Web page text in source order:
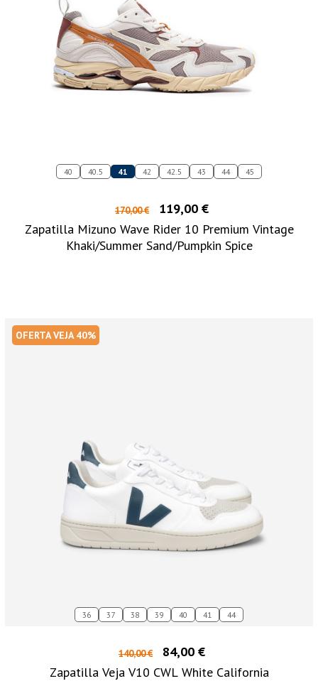
40 40.5 41 42 42.5 43 44 45
170,00 €
119,00 €
Zapatilla Mizuno Wave Rider 10 Premium Vintage
Khaki/Summer Sand/Pumpkin Spice
OFERTA VEJA 40%
36 37 38 39 40 41 44
140,00 €
84,00 €
Zapatilla Veja V10 CWL White California